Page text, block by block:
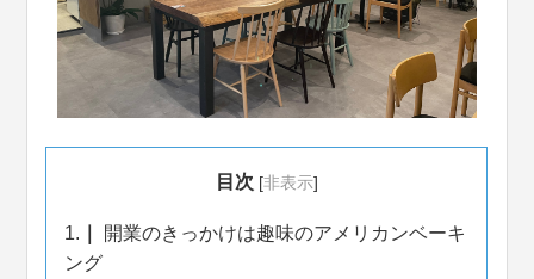
目次 [非表示]
1.
開業のきっかけは趣味のアメリカンベーキ
ング